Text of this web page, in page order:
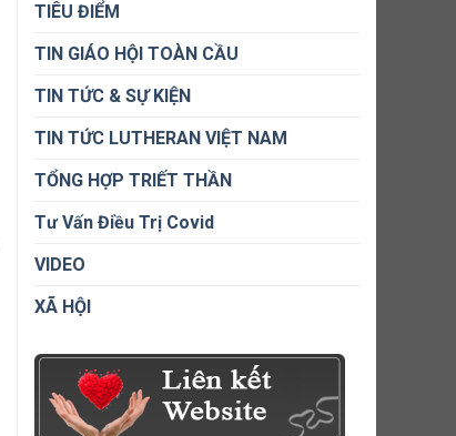
TIÊU ĐIỂM
TIN GIÁO HỘI TOÀN CẦU
TIN TỨC & SỰ KIỆN
TIN TỨC LUTHERAN VIỆT NAM
TỔNG HỢP TRIẾT THẦN
Tư Vấn Điều Trị Covid
VIDEO
XÃ HỘI